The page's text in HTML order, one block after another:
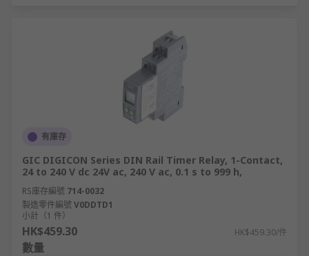
有庫存
GIC DIGICON Series DIN Rail Timer Relay, 1-Contact,
24 to 240 V dc 24V ac, 240 V ac, 0.1 s to 999 h,
RS庫存編號 714-0032
製造零件編號V0DDTD1
小計（1 件）
HK$459.30 HK$459.30/件
數量